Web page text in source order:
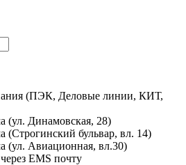
(ПЭК, Деловые линии, КИТ,
(ул. Динамовская, 28)
(Строгинский бульвар, вл. 14)
(ул. Авиационная, вл.30)
EMS почту